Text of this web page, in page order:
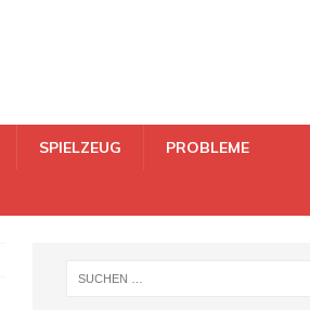
SPIELZEUG PROBLEME